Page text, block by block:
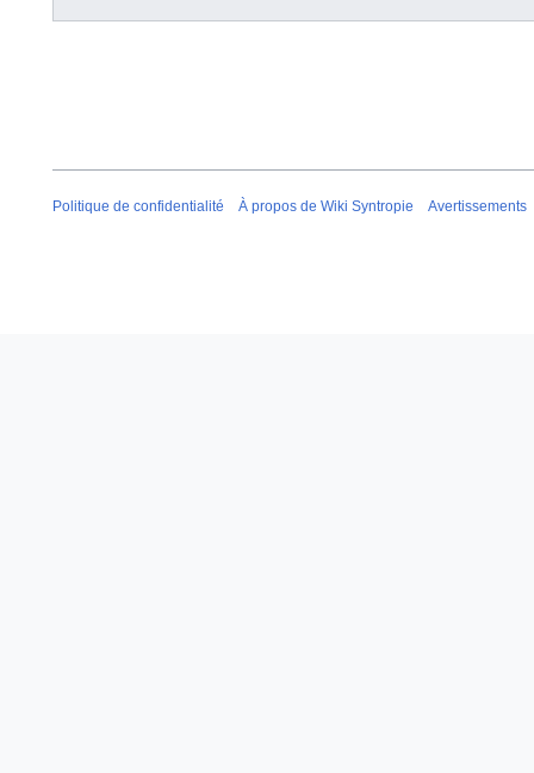
Politique de confidentialité À propos de Wiki Syntropie Avertissements